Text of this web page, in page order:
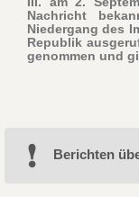
Nachricht
Niedergang des
Republik
genommen und
Berichten